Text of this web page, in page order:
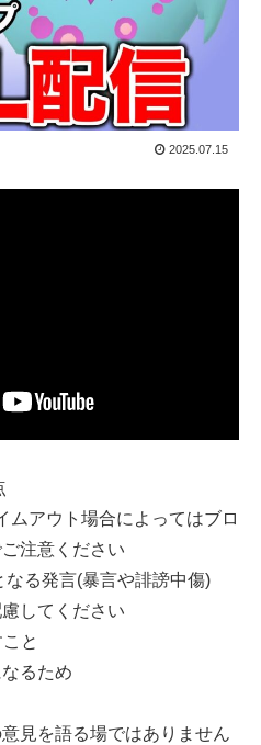
2025.07.15
ムアウト場合によってはブロ
注意ください
る発言(暴言や誹謗中傷)
してください
と
るため
見を語る場ではありません